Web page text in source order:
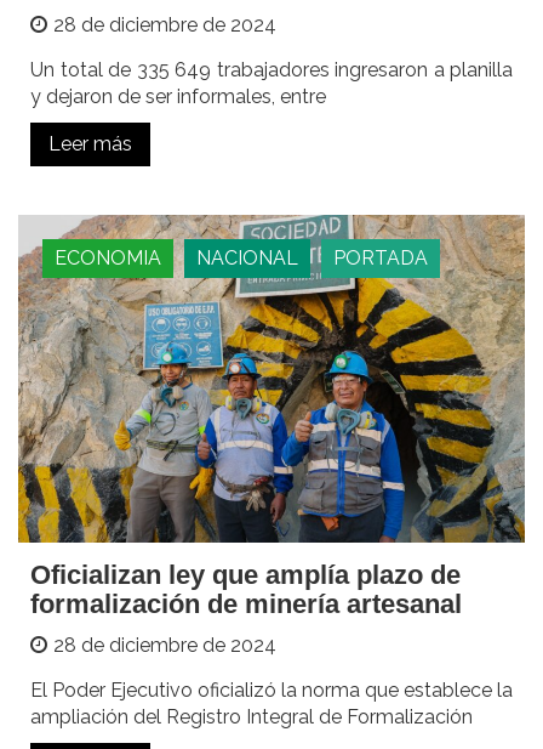
28 de diciembre de 2024
Un total de 335 649 trabajadores ingresaron a planilla
y dejaron de ser informales, entre
Leer más
ECONOMIA NACIONAL PORTADA
Oficializan ley que amplía plazo de
formalización de minería artesanal
28 de diciembre de 2024
El Poder Ejecutivo oficializó la norma que establece la
ampliación del Registro Integral de Formalización